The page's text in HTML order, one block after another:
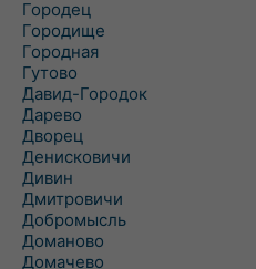
Городец
Городище
Городная
Гутово
Давид-Городок
Дарево
Дворец
Денисковичи
Дивин
Дмитровичи
Добромысль
Доманово
Домачево